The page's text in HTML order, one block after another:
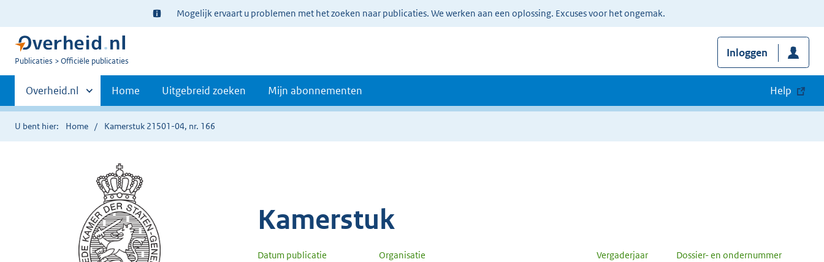
Ter
informatie:
Mogelijk ervaart u problemen met het zoeken naar publicaties. We werken aan een oplossing. Excuses voor het ongemak.
U
Publicaties Officiële publicaties
Inloggen
Primaire
navigatie
Andere
sites
binnen
Overheid.nl Home Uitgebreid zoeken Mijn abonnementen Help
U bent hier: Home Kamerstuk 21501-04, nr. 166
Kamerstuk
Datum publicatie Organisatie Vergaderjaar Dossier- en ondernummer